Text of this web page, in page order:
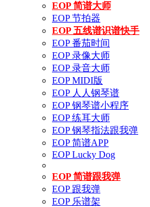
EOP 简谱大师
EOP 节拍器
EOP 五线谱识谱快手
EOP 番茄时间
EOP 录像大师
EOP 录音大师
EOP MIDI版
EOP 人人钢琴谱
EOP 钢琴谱小程序
EOP 练耳大师
EOP 钢琴指法跟我弹
EOP 简谱APP
EOP Lucky Dog
EOP 简谱跟我弹
EOP 跟我弹
EOP 乐谱架